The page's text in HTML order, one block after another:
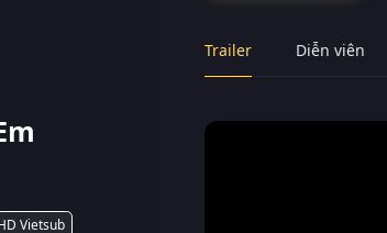
Vietsub
Trailer Diễn viên